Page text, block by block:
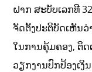
ຝາກ ສະບັບເລກທີ
ຈັດຕັ້ງປະຕິບັດເຫັນວ່
ໃນການຄຸ້ມຄອງ, ຕິ
ວຽກງານປົກປ້ອງເ